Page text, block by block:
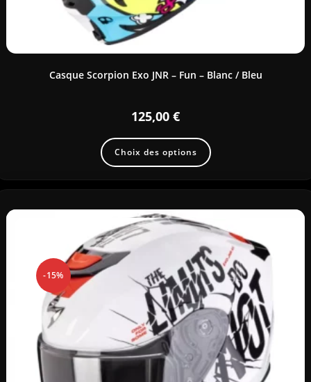
Casque Scorpion Exo JNR – Fun – Blanc / Bleu
125,00 €
Choix des options
-15%